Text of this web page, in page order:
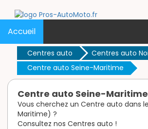
Accueil
Centres auto
Centres auto
Centre auto Seine-Maritime
Centre auto Seine-
Vous cherchez un Centre auto dans
Maritime) ?
Consultez nos Centres auto !